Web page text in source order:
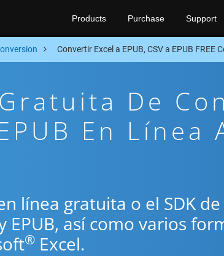
Products Purchase Support
Convertir Excel a EPUB, CSV a EPUB FREE
De
En Línea
línea gratuita o el SDK
EPUB, así como varios
® Excel.